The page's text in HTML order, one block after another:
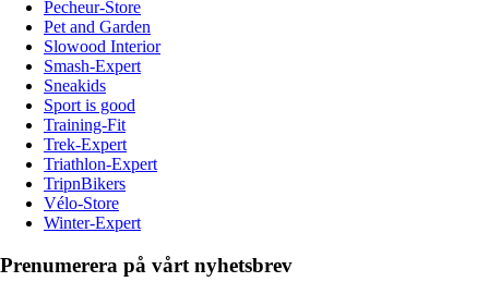
Pecheur-Store
Pet and Garden
Slowood Interior
Smash-Expert
Sneakids
Sport is good
Training-Fit
Trek-Expert
Triathlon-Expert
TripnBikers
Vélo-Store
Winter-Expert
Prenumerera på vårt nyhetsbrev